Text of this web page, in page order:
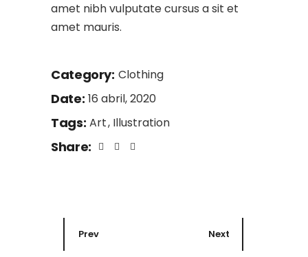
amet nibh vulputate cursus a sit et
amet mauris.
Category: Clothing
Date: 16 abril, 2020
Tags: Art Illustration
Share:
Prev Next